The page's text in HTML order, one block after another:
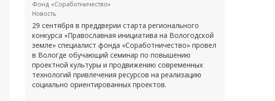
Фонд «Соработничество»
Новость
29 сентября в преддверии старта регионального
конкурса «Православная инициатива на Вологодской
земле» специалист фонда «Соработничество» провел
в Вологде обучающий семинар по повышению
проектной культуры и продвижению современных
технологий привлечения ресурсов на реализацию
социально ориентированных проектов.